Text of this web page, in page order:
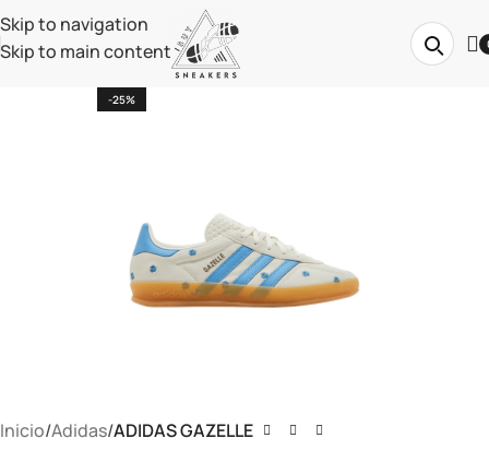
Skip to navigation
Skip to main content
-25%
Inicio Adidas ADIDAS GAZELLE